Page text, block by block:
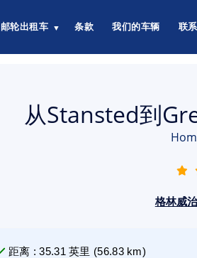
邮轮出租车 ▼ 条款 我们的车辆 联
从Stansted到
格林威
距离 :35.31 英里 (56.83km)